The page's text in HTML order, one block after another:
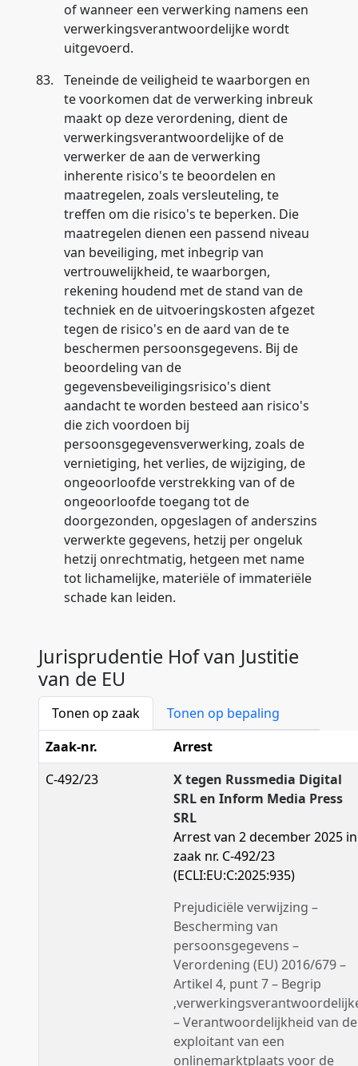
of wanneer een verwerking namens een
verwerkingsverantwoordelijke wordt
uitgevoerd.
83.
Teneinde de veiligheid te waarborgen en
te voorkomen dat de verwerking inbreuk
maakt op deze verordening, dient de
verwerkingsverantwoordelijke of de
verwerker de aan de verwerking
inherente risico's te beoordelen en
maatregelen, zoals versleuteling, te
treffen om die risico's te beperken. Die
maatregelen dienen een passend niveau
van beveiliging, met inbegrip van
vertrouwelijkheid, te waarborgen,
rekening houdend met de stand van de
techniek en de uitvoeringskosten afgezet
tegen de risico's en de aard van de te
beschermen persoonsgegevens. Bij de
beoordeling van de
gegevensbeveiligingsrisico's dient
aandacht te worden besteed aan risico's
die zich voordoen bij
persoonsgegevensverwerking, zoals de
vernietiging, het verlies, de wijziging, de
ongeoorloofde verstrekking van of de
ongeoorloofde toegang tot de
doorgezonden, opgeslagen of anderszins
verwerkte gegevens, hetzij per ongeluk
hetzij onrechtmatig, hetgeen met name
tot lichamelijke, materiële of immateriële
schade kan leiden.
Jurisprudentie Hof van Justitie
van de EU
Tonen op zaak
Tonen op bepaling
Zaak-nr.
Arrest
C-492/23
X tegen Russmedia Digital
SRL en Inform Media Press
SRL
Arrest van 2 december 2025 in
zaak nr. C-492/23
(ECLI:EU:C:2025:935)
Prejudiciële verwijzing –
Bescherming van
persoonsgegevens –
Verordening (EU) 2016/679 –
Artikel 4, punt 7 – Begrip
– Verantwoordelijkheid van de
exploitant van een
onlinemarktplaats voor de